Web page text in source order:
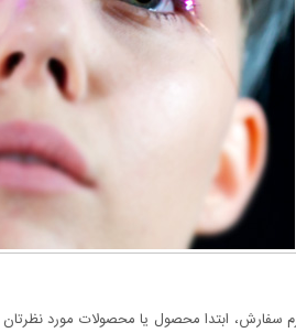
ابتدا محصول یا محصولات مورد